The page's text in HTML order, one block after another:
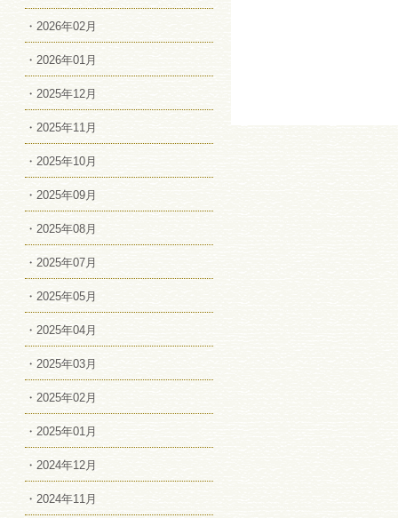
・2026年02月
・2026年01月
・2025年12月
・2025年11月
・2025年10月
・2025年09月
・2025年08月
・2025年07月
・2025年05月
・2025年04月
・2025年03月
・2025年02月
・2025年01月
・2024年12月
・2024年11月